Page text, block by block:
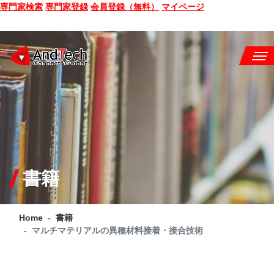
専門家検索 専門家登録 会員登録（無料） マイページ
SEMINAR
BOOK
CONSULTING
SERVICE
COMPANY
Q&A
書籍
Home
書籍
マルチマテリアルの異種材料接着・接合技術